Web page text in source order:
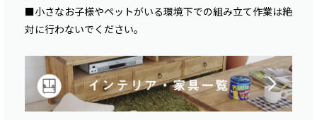
■小さなお子様やペットがいる環境下での組み立て作業は絶
対に行わないでください。